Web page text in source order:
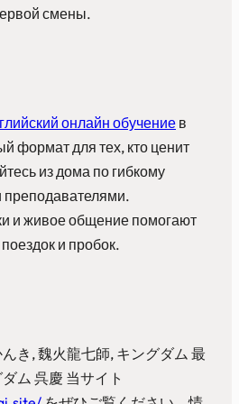
смены.
онлайн обучение в
формат для тех, кто ценит
из дома по гибкому
и живое общение помогают
и пробок.
き, 魏火龍七師, キングダム 最
ム 呉慶 当サイト